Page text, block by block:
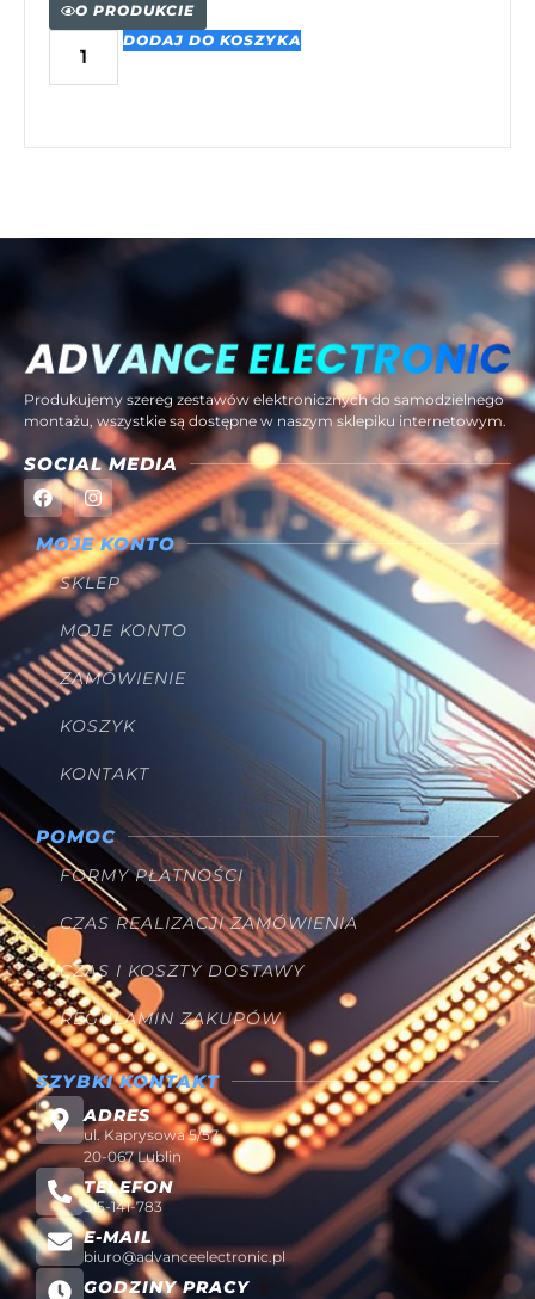
O PRODUKCIE
DODAJ DO KOSZYKA
Produkujemy szereg zestawów elektronicznych do samodzielnego
montażu, wszystkie są dostępne w naszym sklepiku internetowym.
SOCIAL MEDIA
MOJE KONTO
SKLEP
MOJE KONTO
ZAMÓWIENIE
KOSZYK
KONTAKT
POMOC
FORMY PŁATNOŚCI
CZAS REALIZACJI ZAMÓWIENIA
CZAS I KOSZTY DOSTAWY
REGULAMIN ZAKUPÓW
SZYBKI KONTAKT
ADRES
ul. Kaprysowa 5/57
20-067 Lublin
TELEFON
515-141-783
E-MAIL
biuro@advanceelectronic.pl
GODZINY PRACY